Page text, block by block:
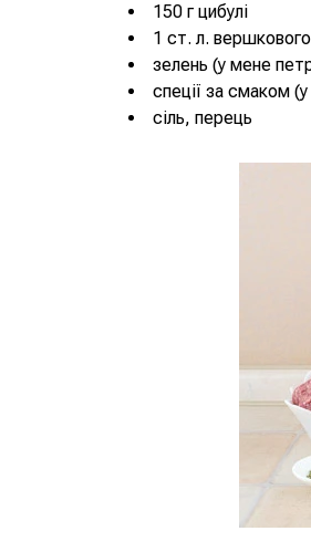
150 г цибулі
1 ст. л.
зелень (у мене
спеції за смаком
сіль, перець